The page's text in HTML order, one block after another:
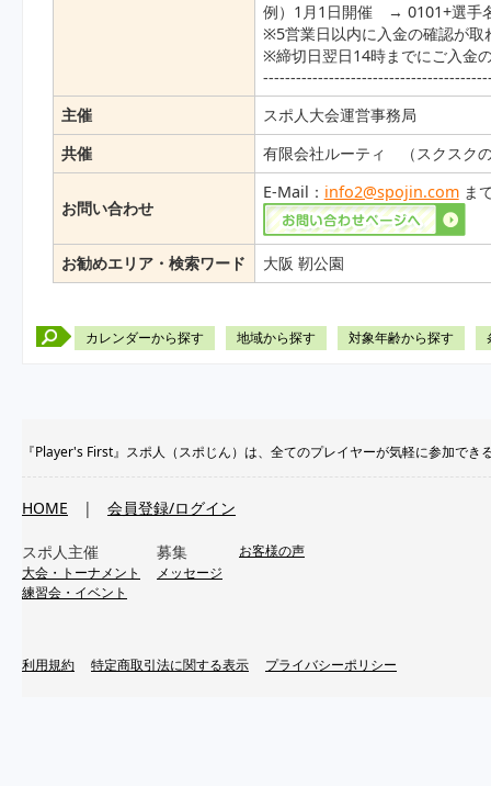
例）1月1日開催 → 0101+選手
※5営業日以内に入金の確認が取
※締切日翌日14時までにご入金
主催
スポ人大会運営事務局
共催
有限会社ルーティ （スクスク
お問い合わせ
E-Mail： info2@spojin.comま
お勧めエリア・検索ワード 大阪 靭公園
カレンダーから探す 地域から探す 対象年齢から探す
『Player's First』スポ人（スポじん）は、全てのプレイヤーが気軽に参加で
HOME | 会員登録/ログイン
スポ人主催
大会・トーナメント
練習会・イベント
募集
メッセージ
お客様の声
利用規約 特定商取引法に関する表示 プライバシーポリシー